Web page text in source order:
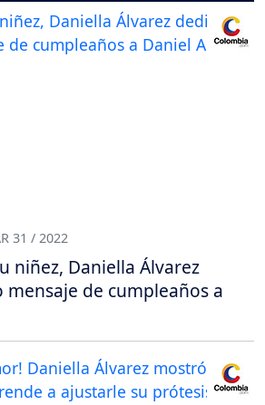
31 / 2022
niñez, Daniella Álvarez
de cumpleaños a